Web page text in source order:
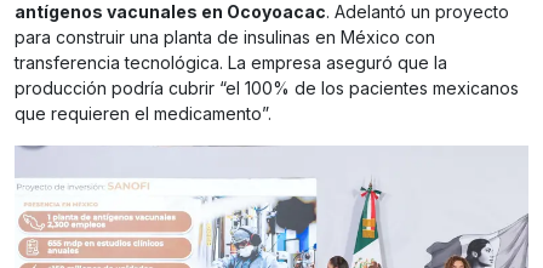
antígenos vacunales en Ocoyoacac. Adelantó un proyecto
para construir una planta de insulinas en México con
transferencia tecnológica. La empresa aseguró que la
producción podría cubrir “el 100% de los pacientes mexicanos
que requieren el medicamento”.